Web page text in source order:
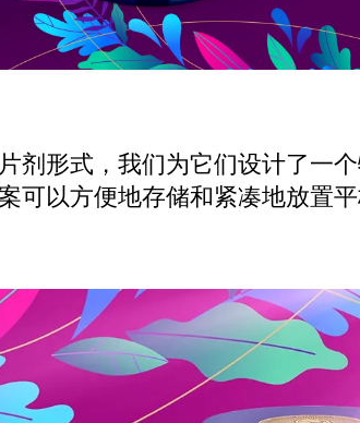
剂形式，我们为它们设计了一
可以方便地存储和紧凑地放置平